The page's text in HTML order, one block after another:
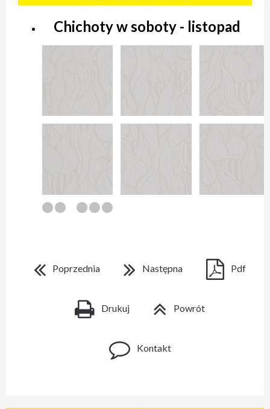
Chichoty w soboty - listopad
Poprzednia Następna Pdf
Drukuj Powrót
Kontakt